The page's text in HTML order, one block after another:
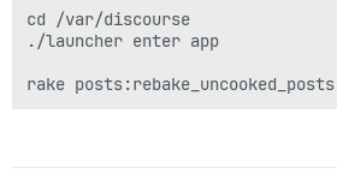
cd /var/discourse
./launcher enter app